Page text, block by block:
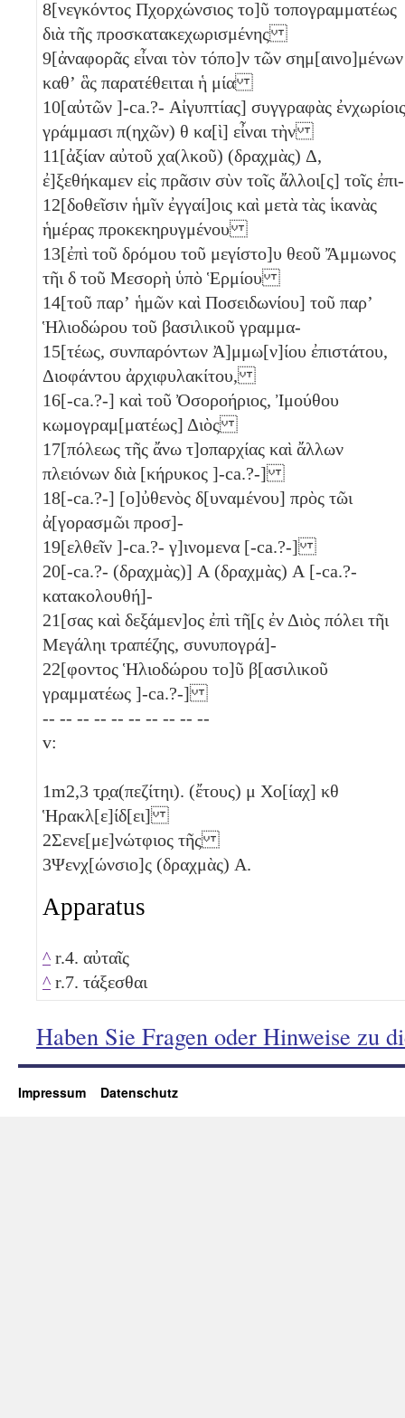
8[νεγκόντος Πχορχώνσιος το]ῦ τοπογραμματέως
διὰ τῆς προσκατακεχωρισμένης
9[ἀναφορᾶς εἶναι τὸν τόπο]ν τῶν σημ[αινο]μένων
καθʼ ἃς παρατέθειται ἡ μία
10[αὐτῶν ]-ca.?- Αἰγυπτίας] συγγραφὰς ἐνχωρίοις
γράμμασι π(ηχῶν) θ κα[ὶ] εἶναι τὴν
11[ἀξίαν αὐτοῦ χα(λκοῦ) (δραχμὰς) Δ,
ἐ]ξεθήκαμεν εἰς πρᾶσιν σὺν τοῖς ἄλλοι[ς] τοῖς ἐπι-
12[δοθεῖσιν ἡμῖν ἐγγαί]οις καὶ μετὰ τὰς ἱκανὰς
ἡμέρας προκεκηρυγμένου
13[ἐπὶ τοῦ δρόμου τοῦ μεγίστο]υ θεοῦ Ἄμμωνος
τῆι δ τοῦ Μεσορὴ ὑπὸ Ἑρμίου
14[τοῦ παρʼ ἡμῶν καὶ Ποσειδωνίου] τοῦ παρʼ
Ἡλιοδώρου τοῦ βασιλικοῦ γραμμα-
15[τέως, συνπαρόντων Ἀ]μμω[ν]ίου ἐπιστάτου,
Διοφάντου ἀρχιφυλακίτου,
16[-ca.?-] καὶ τοῦ Ὀσοροήριος, Ἰμούθου
κωμογραμ[ματέως] Διὸς
17[πόλεως τῆς ἄνω τ]οπαρχίας καὶ ἄλλων
πλειόνων διὰ [κήρυκος ]-ca.?-]
18[-ca.?-] [ο]ὐθενὸς δ[υναμένου] πρὸς τῶι
ἀ[γορασμῶι προσ]-
19[ελθεῖν ]-ca.?- γ]ινομενα [-ca.?-]
20[-ca.?- (δραχμὰς)] Α (δραχμὰς) Α [-ca.?-
κατακολουθή]-
21[σας καὶ δεξάμεν]ος ἐπὶ τῆ[ς ἐν Διὸς πόλει τῆι
Μεγάληι τραπέζης, συνυπογρά]-
22[φοντος Ἡλιοδώρου το]ῦ β[ασιλικοῦ
γραμματέως ]-ca.?-]
-- -- -- -- -- -- -- -- -- --
v:
1m2,3 τ̣ρ̣α(πεζίτηι). (ἔτους) μ Χο[ίαχ] κθ
Ἡρακλ[ε]ίδ[ει]
2Σενε[με]νώτφιος τῆς
3Ψενχ[ώνσιο]ς (δραχμὰς) Α.
Apparatus
^ r.4. αὐταῖς
^ r.7. τάξεσθαι
Haben Sie Fragen oder Hinweise zu
Impressum Datenschutz